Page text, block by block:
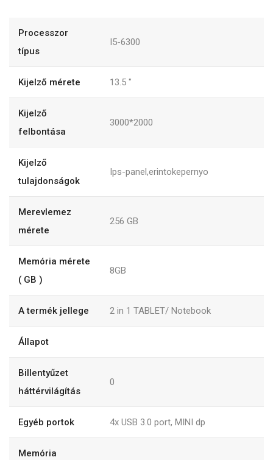
Processzor
típus
I5-6300
Kijelző mérete 13.5 "
Kijelző
felbontása
3000*2000
Kijelző
tulajdonságok
Ips-panel,erintokepernyo
Merevlemez
mérete
256 GB
Memória mérete
( GB )
8GB
A termék jellege 2 in 1 TABLET/ Notebook
Állapot
Billentyűzet
háttérvilágítás
0
Egyéb portok 4x USB 3.0 port, MINI dp
Memória